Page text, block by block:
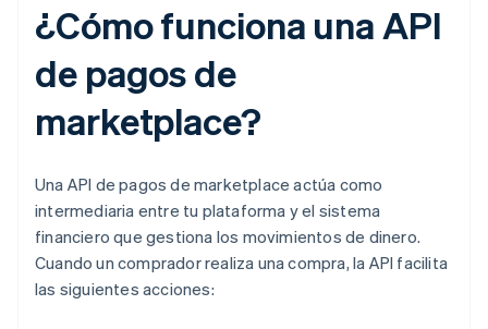
¿Cómo funciona una API
de pagos de
marketplace?
Una API de pagos de marketplace actúa como
intermediaria entre tu plataforma y el sistema
financiero que gestiona los movimientos de dinero.
Cuando un comprador realiza una compra, la API facilita
las siguientes acciones: